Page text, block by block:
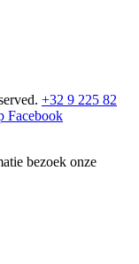
+32 9 225 82
Facebook
bezoek onze